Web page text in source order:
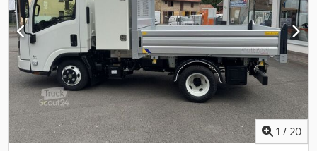
1 / 20